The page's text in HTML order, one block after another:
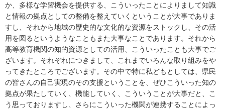
か、多様な学習機会を提供する、こういったことによりまして知識
と情報の拠点としての整備を整えていくということが大事でありま
すし、それから地域の歴史的な文化的な資源をストックし、その活
用を図るというようなこともまた大事なことであります。それから
高等教育機関の知的資源としての活用、こういったことも大事でご
ざいます。それぞれにつきまして、これまでいろんな取り組みをや
ってきたところでございます。その中で特に私どもとしては、県民
の皆さんの自己実現のその支援ということを、ぜひこういった知の
拠点が果たしていく、機能していく、こういうことが大事だと、こ
う思っておりますし、さらにこういった機関が連携することによっ